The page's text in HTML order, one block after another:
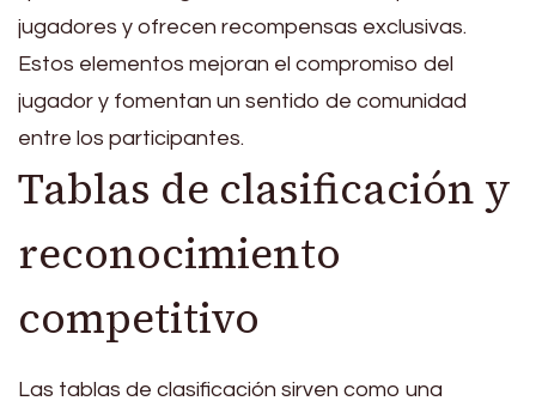
jugadores y ofrecen recompensas exclusivas.
Estos elementos mejoran el compromiso del
jugador y fomentan un sentido de comunidad
entre los participantes.
Tablas de clasificación y
reconocimiento
competitivo
Las tablas de clasificación sirven como una